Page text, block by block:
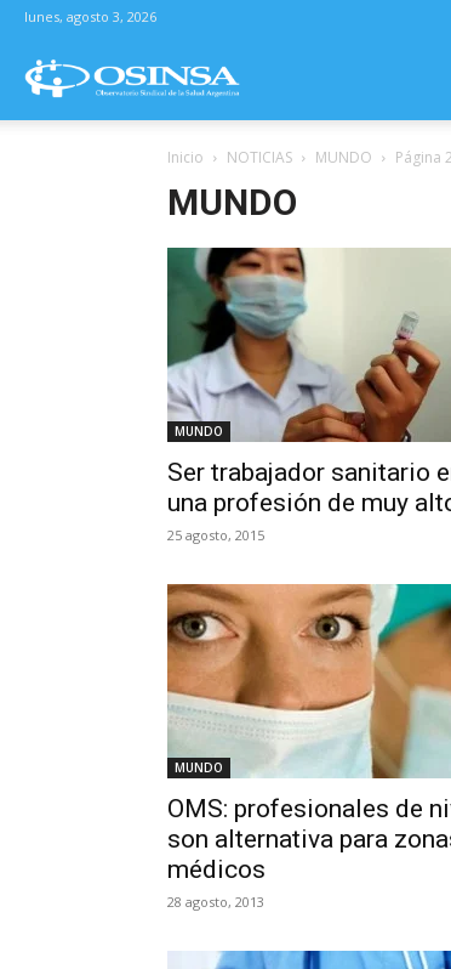
lunes, agosto 3, 2026
–
Observatorio
Sindical
la
Salud
Argentina
Inicio NOTICIAS MUNDO Página 2
MUNDO
MUNDO
Ser trabajador sanitario
una profesión de muy
25 agosto, 2015
MUNDO
OMS: profesionales de
son alternativa para
médicos
28 agosto, 2013